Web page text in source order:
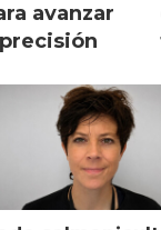
avanzar